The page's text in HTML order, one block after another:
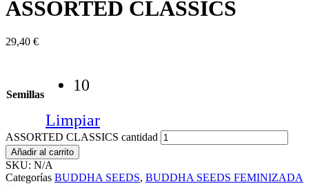
ASSORTED CLASSICS
29,40 €
Semillas
10
Limpiar
ASSORTED CLASSICS cantidad
Añadir al carrito
SKU: N/A
Categorías BUDDHA SEEDS, BUDDHA SEEDS FEMINIZADA